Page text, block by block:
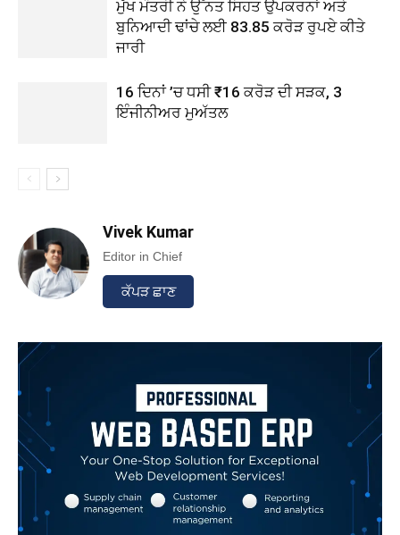
ਮੁੱਖ ਮੰਤਰੀ ਨੇ ਉੱਨਤ ਸਿਹਤ ਉਪਕਰਨਾਂ ਅਤੇ
ਬੁਨਿਆਦੀ ਢਾਂਚੇ ਲਈ 83.85 ਕਰੋੜ ਰੁਪਏ ਕੀਤੇ
ਜਾਰੀ
16 ਦਿਨਾਂ ’ਚ ਧਸੀ ₹16 ਕਰੋੜ ਦੀ ਸੜਕ, 3
ਇੰਜੀਨੀਅਰ ਮੁਅੱਤਲ
Vivek Kumar
Editor in Chief
ਕੱਪੜ ਛਾਣ